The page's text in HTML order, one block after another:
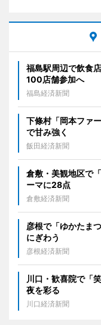
福島駅周辺で飲食
100店舗参加へ
福島経済新聞
下條村「岡本ファ
で甘み強く
飯田経済新聞
倉敷・美観地区で
ーマに28点
倉敷経済新聞
彦根で「ゆかたま
にぎわう
彦根経済新聞
川口・歓喜院で「
夜を彩る
川口経済新聞